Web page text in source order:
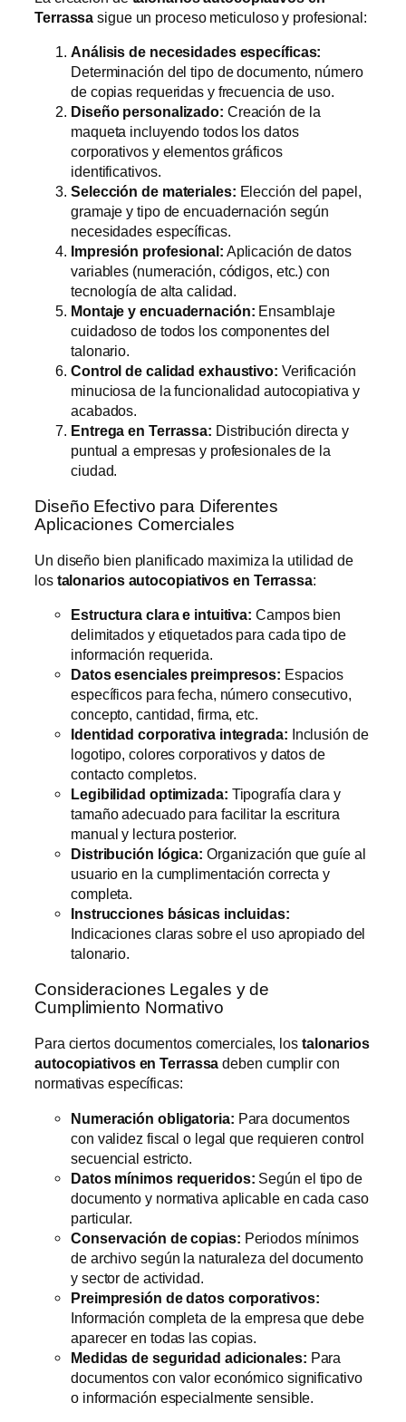
Terrassa sigue un proceso meticuloso y profesional:
Análisis de necesidades específicas:
Determinación del tipo de documento, número
de copias requeridas y frecuencia de uso.
Diseño personalizado: Creación de la
maqueta incluyendo todos los datos
corporativos y elementos gráficos
identificativos.
Selección de materiales: Elección del papel,
gramaje y tipo de encuadernación según
necesidades específicas.
Impresión profesional: Aplicación de datos
variables (numeración, códigos, etc.) con
tecnología de alta calidad.
Montaje y encuadernación: Ensamblaje
cuidadoso de todos los componentes del
talonario.
Control de calidad exhaustivo: Verificación
minuciosa de la funcionalidad autocopiativa y
acabados.
Entrega en Terrassa: Distribución directa y
puntual a empresas y profesionales de la
ciudad.
Diseño Efectivo para Diferentes
Aplicaciones Comerciales
Un diseño bien planificado maximiza la utilidad de
los talonarios autocopiativos en Terrassa:
Estructura clara e intuitiva: Campos bien
delimitados y etiquetados para cada tipo de
información requerida.
Datos esenciales preimpresos: Espacios
específicos para fecha, número consecutivo,
concepto, cantidad, firma, etc.
Identidad corporativa integrada: Inclusión de
logotipo, colores corporativos y datos de
contacto completos.
Legibilidad optimizada: Tipografía clara y
tamaño adecuado para facilitar la escritura
manual y lectura posterior.
Distribución lógica: Organización que guíe al
usuario en la cumplimentación correcta y
completa.
Instrucciones básicas incluidas:
Indicaciones claras sobre el uso apropiado del
talonario.
Consideraciones Legales y de
Cumplimiento Normativo
Para ciertos documentos comerciales, los talonarios
autocopiativos en Terrassa deben cumplir con
normativas específicas:
Numeración obligatoria: Para documentos
con validez fiscal o legal que requieren control
secuencial estricto.
Datos mínimos requeridos: Según el tipo de
documento y normativa aplicable en cada caso
particular.
Conservación de copias: Periodos mínimos
de archivo según la naturaleza del documento
y sector de actividad.
Preimpresión de datos corporativos:
Información completa de la empresa que debe
aparecer en todas las copias.
Medidas de seguridad adicionales: Para
documentos con valor económico significativo
o información especialmente sensible.